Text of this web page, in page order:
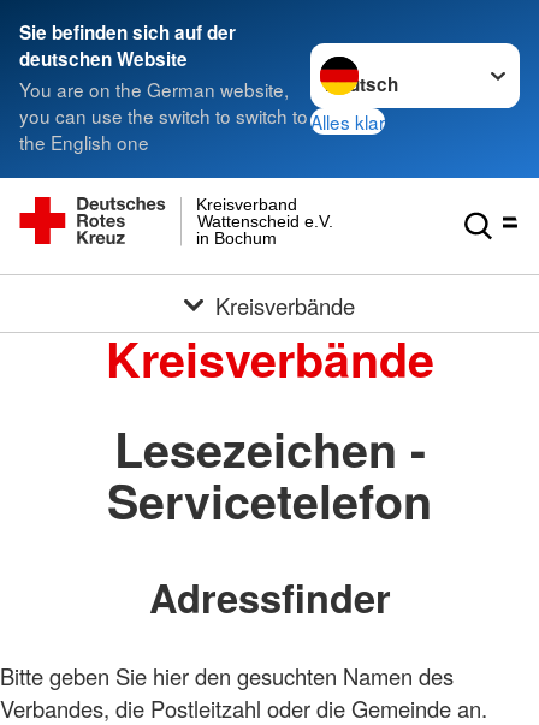
Sie befinden sich auf der
deutschen Website
You are on the German website,
you can use the switch to switch to
the English one
Sprache wechseln zu
Alles klar
in Bochum
Wattenscheid e.V.
Kreisverband
Kreisverbände
Kreisverbände
Lesezeichen -
Servicetelefon
Adressfinder
Bitte geben Sie hier den gesuchten Namen des
Verbandes, die Postleitzahl oder die Gemeinde an.